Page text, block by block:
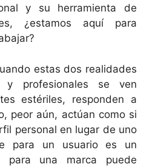
y su herramienta de
¿estamos aquí para
estas dos realidades
y profesionales se ven
estériles, responden a
peor aún, actúan como si
personal en lugar de uno
para un usuario es un
para una marca puede